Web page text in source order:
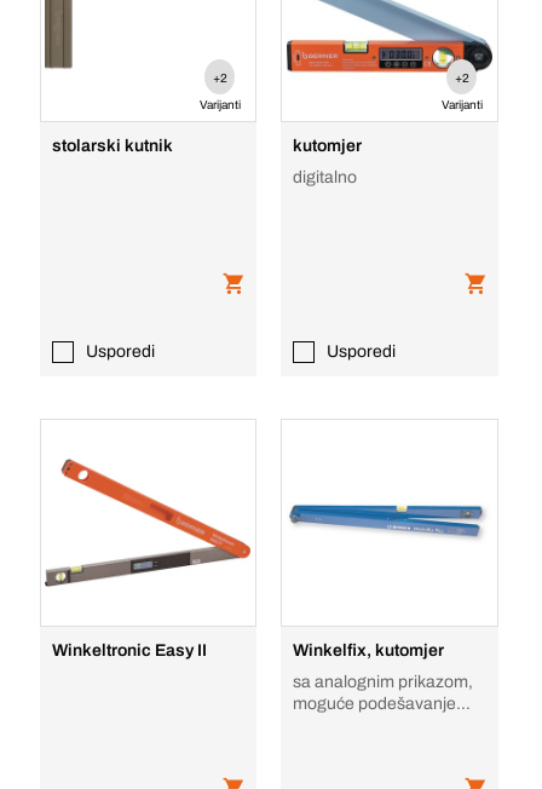
+2
Varijanti
stolarski kutnik
Usporedi
+2
Varijanti
kutomjer
digitalno
Usporedi
Winkeltronic Easy II
Winkelfix, kutomjer
sa analognim prikazom,
moguće podešavanje